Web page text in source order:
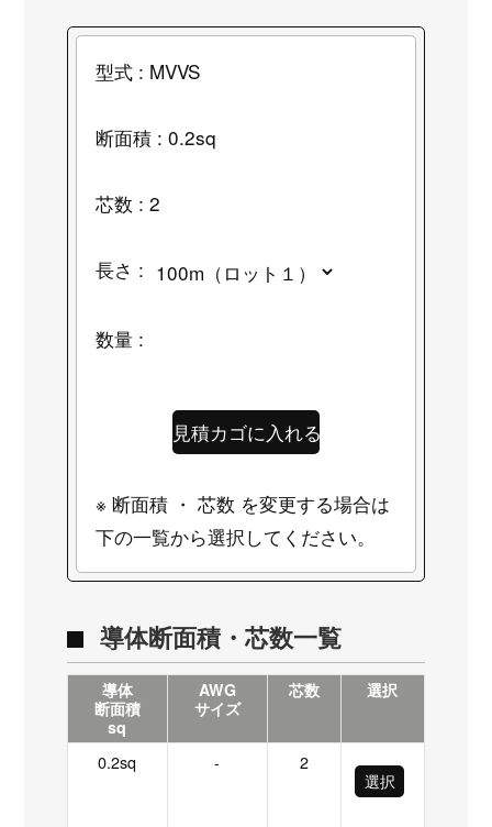
型式 : MVVS
断面積 : 0.2sq
芯数 : 2
長さ :
数量 :
※ 断面積 ・ 芯数 を変更する場合は
下の一覧から選択してください。
導体断面積・芯数一覧
導体
断面積
sq
AWG
サイズ
芯数 選択
0.2sq -
2
選択